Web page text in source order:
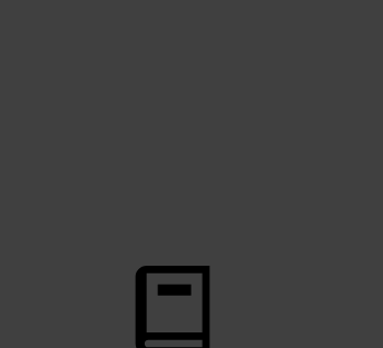
saber o seu VO2max da forma
de bicicleta nas manhãs de domingo
provavelmente não há motivo para